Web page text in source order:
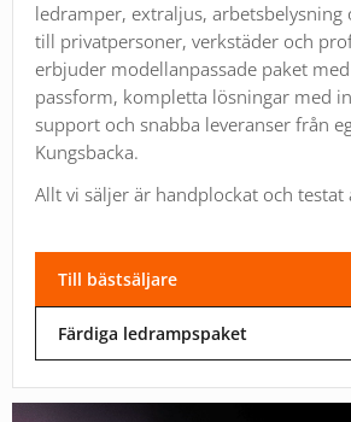
ledramper, extraljus,
till privatpersoner, verkstäder och
erbjuder modellanpassade paket
passform, kompletta lösningar med
support och snabba leveranser från
Kungsbacka.
Allt vi säljer är handplockat och testat
Till bästsäljare
Färdiga ledrampspaket